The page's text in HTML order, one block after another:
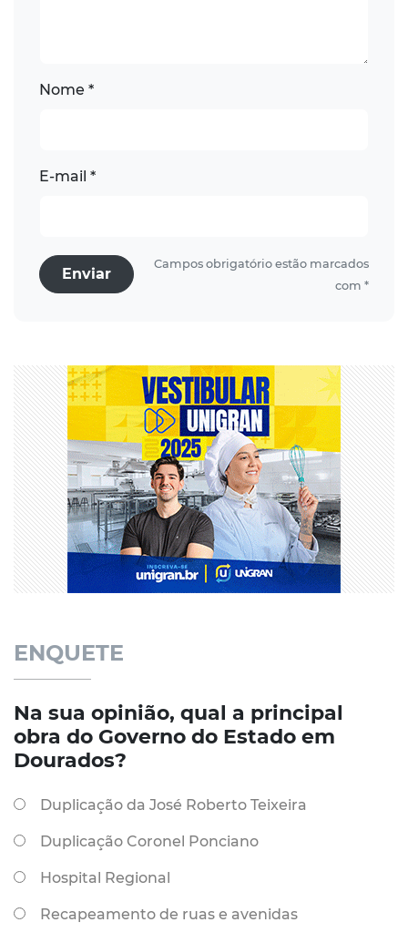
Nome *
E-mail *
Enviar
Campos obrigatório estão marcados
com *
ENQUETE
Na sua opinião, qual a principal
obra do Governo do Estado em
Dourados?
Duplicação da José Roberto Teixeira
Duplicação Coronel Ponciano
Hospital Regional
Recapeamento de ruas e avenidas